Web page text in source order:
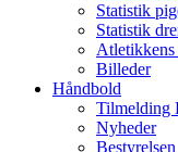
Statistik
Statistik
Atletikkens
Billeder
Håndbold
Tilmelding
Nyheder
Bestyrelsen